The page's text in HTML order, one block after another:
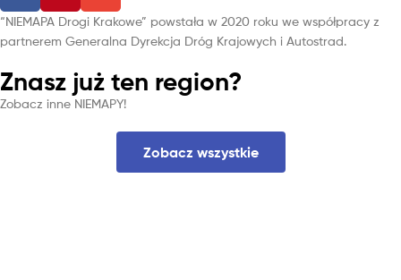
“NIEMAPA Drogi Krakowe” powstała w 2020 roku we współpracy z
partnerem Generalna Dyrekcja Dróg Krajowych i Autostrad.
Znasz już ten region?
Zobacz inne NIEMAPY!
Zobacz wszystkie